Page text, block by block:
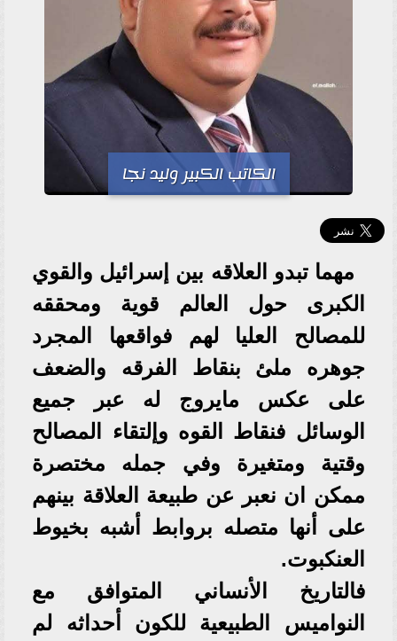
الكاتب الكبير وليد نجا
مهما تبدو العلاقه بين إسرائيل والقوي
الكبرى حول العالم قوية ومحققه
للمصالح العليا لهم فواقعها المجرد
جوهره ملئ بنقاط الفرقه والضعف
على عكس مايروج له عبر جميع
الوسائل فنقاط القوه وإلتقاء المصالح
وقتية ومتغيرة وفي جمله مختصرة
ممكن ان نعبر عن طبيعة العلاقة بينهم
على أنها متصله بروابط أشبه بخيوط
العنكبوت.
فالتاريخ الأنساني المتوافق مع
النواميس الطبيعية للكون أحداثه لم